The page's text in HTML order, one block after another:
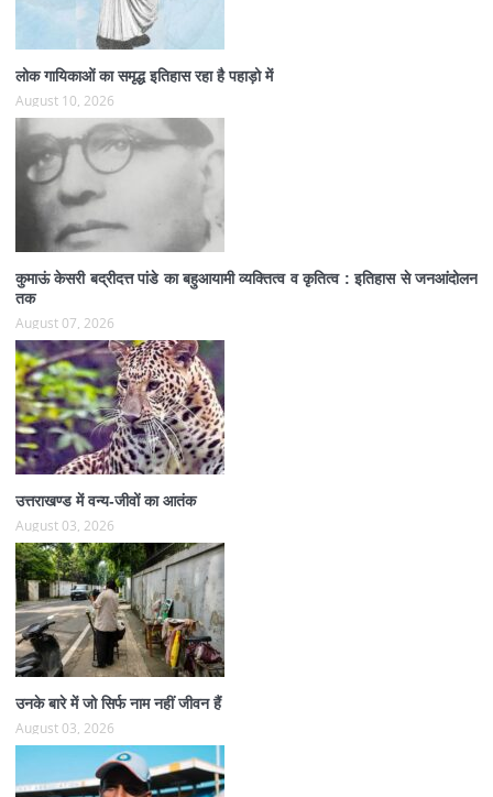
लोक गायिकाओं का समृद्ध इतिहास रहा है पहाड़ो में
August 10, 2026
कुमाऊं केसरी बद्रीदत्त पांडे का बहुआयामी व्यक्तित्व व कृतित्व : इतिहास से जनआंदोलन
तक
August 07, 2026
उत्तराखण्ड में वन्य-जीवों का आतंक
August 03, 2026
उनके बारे में जो सिर्फ नाम नहीं जीवन हैं
August 03, 2026